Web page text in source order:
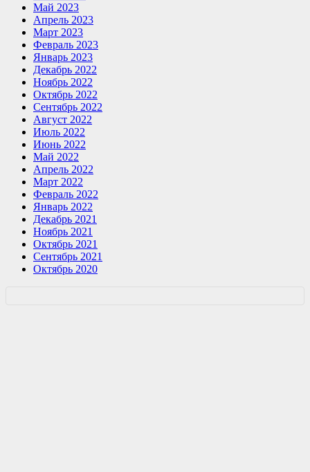
Май 2023
Апрель 2023
Март 2023
Февраль 2023
Январь 2023
Декабрь 2022
Ноябрь 2022
Октябрь 2022
Сентябрь 2022
Август 2022
Июль 2022
Июнь 2022
Май 2022
Апрель 2022
Март 2022
Февраль 2022
Январь 2022
Декабрь 2021
Ноябрь 2021
Октябрь 2021
Сентябрь 2021
Октябрь 2020